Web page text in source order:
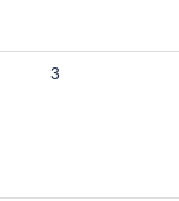
3